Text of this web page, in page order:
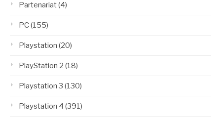
Partenariat(4)
PC(155)
Playstation (20)
PlayStation 2 (18)
Playstation 3 (130)
Playstation 4 (391)